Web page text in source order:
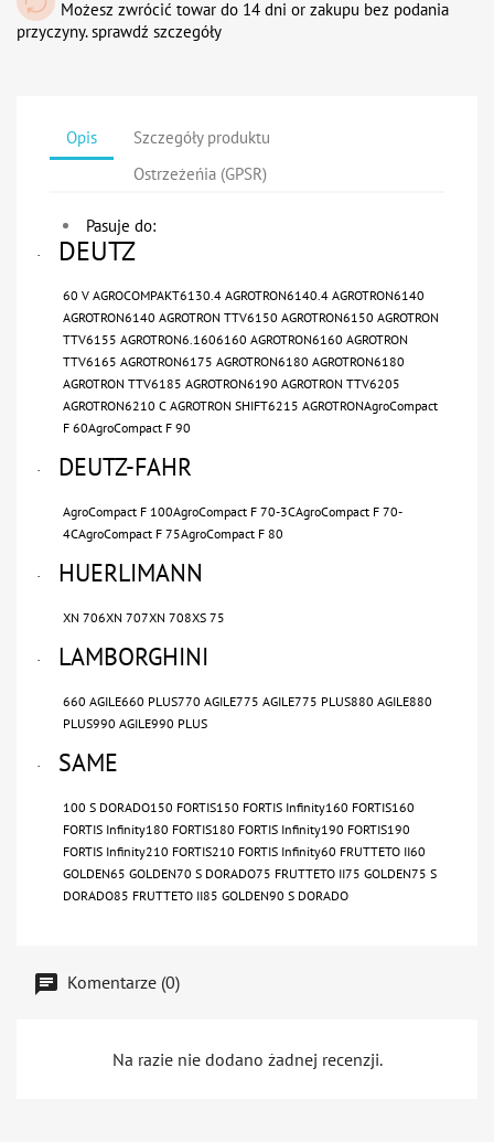
Możesz zwrócić towar do 14 dni or zakupu bez podania
przyczyny. sprawdź szczegóły
Opis
Szczegóły produktu
Ostrzeżeńia (GPSR)
Pasuje do:
· DEUTZ
60 V AGROCOMPAKT6130.4 AGROTRON6140.4 AGROTRON6140
AGROTRON6140 AGROTRON TTV6150 AGROTRON6150 AGROTRON
TTV6155 AGROTRON6.1606160 AGROTRON6160 AGROTRON
TTV6165 AGROTRON6175 AGROTRON6180 AGROTRON6180
AGROTRON TTV6185 AGROTRON6190 AGROTRON TTV6205
AGROTRON6210 C AGROTRON SHIFT6215 AGROTRONAgroCompact
F 60AgroCompact F 90
· DEUTZ-FAHR
AgroCompact F 100AgroCompact F 70-3CAgroCompact F 70-
4CAgroCompact F 75AgroCompact F 80
· HUERLIMANN
XN 706XN 707XN 708XS 75
· LAMBORGHINI
660 AGILE660 PLUS770 AGILE775 AGILE775 PLUS880 AGILE880
PLUS990 AGILE990 PLUS
· SAME
100 S DORADO150 FORTIS150 FORTIS Infinity160 FORTIS160
FORTIS Infinity180 FORTIS180 FORTIS Infinity190 FORTIS190
FORTIS Infinity210 FORTIS210 FORTIS Infinity60 FRUTTETO II60
GOLDEN65 GOLDEN70 S DORADO75 FRUTTETO II75 GOLDEN75 S
DORADO85 FRUTTETO II85 GOLDEN90 S DORADO
Komentarze (0)
Na razie nie dodano żadnej recenzji.